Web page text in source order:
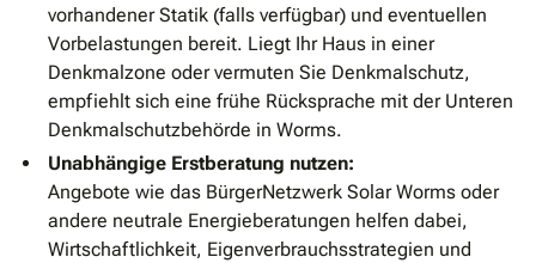
vorhandener Statik (falls verfügbar) und eventuellen
Vorbelastungen bereit. Liegt Ihr Haus in einer
Denkmalzone oder vermuten Sie Denkmalschutz,
empfiehlt sich eine frühe Rücksprache mit der Unteren
Denkmalschutzbehörde in Worms.
Unabhängige Erstberatung nutzen:
Angebote wie das BürgerNetzwerk Solar Worms oder
andere neutrale Energieberatungen helfen dabei,
Wirtschaftlichkeit, Eigenverbrauchsstrategien und